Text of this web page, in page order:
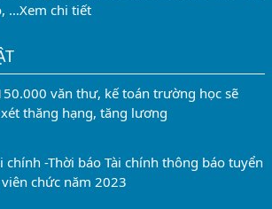
…Xem chi tiết
văn thư, kế toán trường học sẽ
thăng hạng, tăng lương
chính -Thời báo Tài chính thông báo tuyển
chức năm 2023